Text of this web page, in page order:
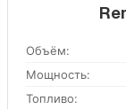
Объём:
Мощность:
Топливо: